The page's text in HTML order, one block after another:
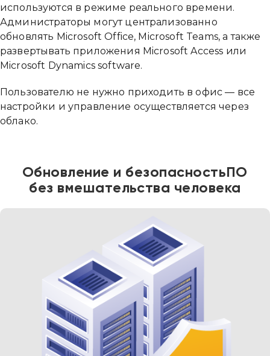
используются в режиме реального времени.
Администраторы могут централизованно
обновлять Microsoft Office, Microsoft Teams, а также
развертывать приложения Microsoft Access или
Microsoft Dynamics software.
Пользователю не нужно приходить в офис — все
настройки и управление осуществляется через
облако.
Обновление и безопасность ПО
без вмешательства человека